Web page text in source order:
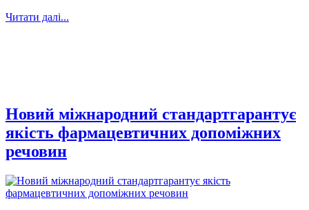
Читати далі...
Новий міжнародний стандартгарантує
якість фармацевтичних допоміжних
речовин